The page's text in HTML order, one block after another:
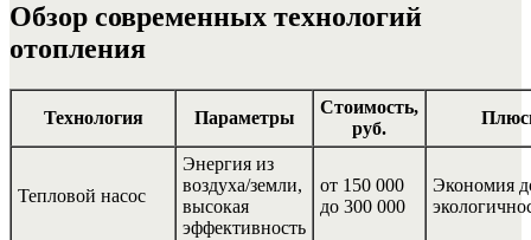
Обзор современных технологий
отопления
Технология Параметры
Стоимость,
руб.
Тепловой насос
Энергия из
воздуха/земли,
высокая
эффективность
от 150 000
до 300 000
Экономия